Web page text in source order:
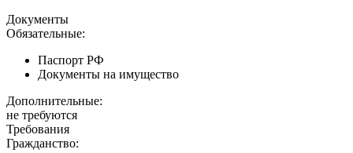
Документы
Обязательные:
Паспорт РФ
Документы на имущество
Дополнительные:
не требуются
Требования
Гражданство: